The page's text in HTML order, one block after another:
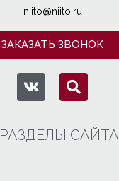
niito@niito.ru
ЗАКАЗАТЬ ЗВОНОК
РАЗДЕЛЫ САЙТА